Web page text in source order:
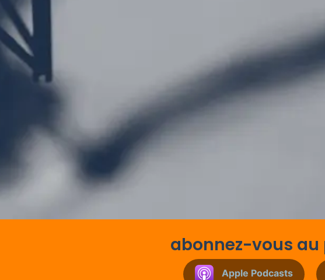
abonnez-vous
Apple Podcasts